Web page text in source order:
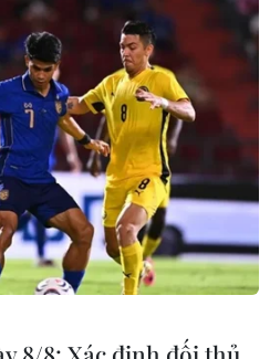
dứt điểm về phía cầu môn Đội
(Ảnh: TTXVN phát)